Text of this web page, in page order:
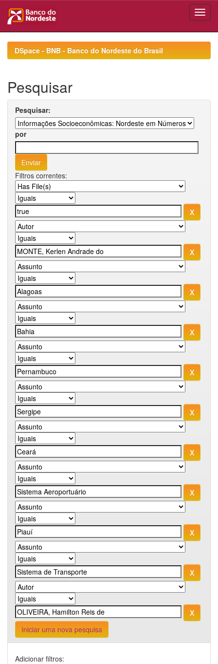
navigationDSpace - BNB - Banco do Nordeste do Brasil
Pesquisar
Pesquisar:
por
Filtros correntes:
Iniciar uma nova pesquisa
Adicionar filtros: